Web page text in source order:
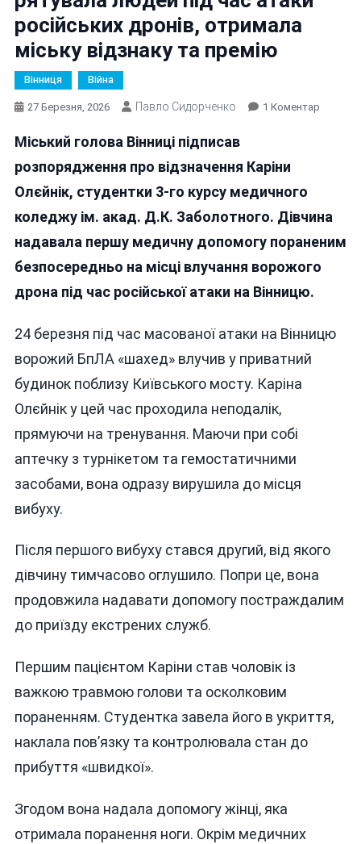
російських дронів, отримала
міську відзнаку та премію
Вінниця Війна
27 Березня, 2026 Павло Сидорченко 1 КоментарДо
Людей
Атаки
Міський голова Вінниці підписав
розпорядження про відзначення Каріни
Олєйнік, студентки 3-го курсу медичного
коледжу ім. акад. Д.К. Заболотного. Дівчина
надавала першу медичну допомогу пораненим
безпосередньо на місці влучання ворожого
дрона під час російської атаки на Вінницю.
24 березня під час масованої атаки на Вінницю
ворожий БпЛА «шахед» влучив у приватний
будинок поблизу Київського мосту. Каріна
Олєйнік у цей час проходила неподалік,
прямуючи на тренування. Маючи при собі
аптечку з турнікетом та гемостатичними
засобами, вона одразу вирушила до місця
вибуху.
Після першого вибуху стався другий, від якого
дівчину тимчасово оглушило. Попри це, вона
продовжила надавати допомогу постраждалим
до приїзду екстрених служб.
Першим пацієнтом Каріни став чоловік із
важкою травмою голови та осколковим
пораненням. Студентка завела його в укриття,
наклала пов’язку та контролювала стан до
прибуття «швидкої».
Згодом вона надала допомогу жінці, яка
отримала поранення ноги. Окрім медичних